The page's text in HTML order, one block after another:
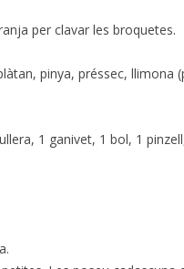
per clavar les broquetes.
pinya, préssec, llimona
1 ganivet, 1 bol, 1